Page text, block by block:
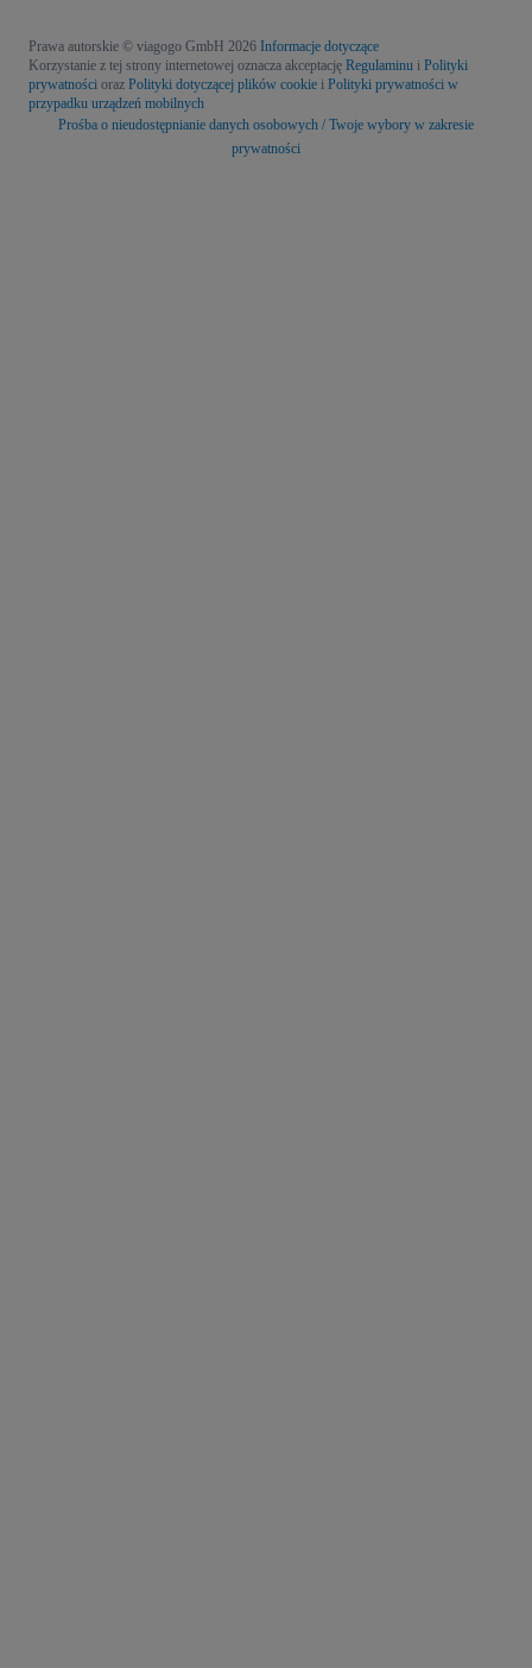
Prawa autorskie © viagogo GmbH 2026 Informacje dotyczące
Korzystanie z tej strony internetowej oznacza akceptację Regulaminu i Polityki
prywatności oraz Polityki dotyczącej plików cookie i Polityki prywatności w
przypadku urządzeń mobilnych
Prośba o nieudostępnianie danych osobowych / Twoje wybory w zakresie
prywatności